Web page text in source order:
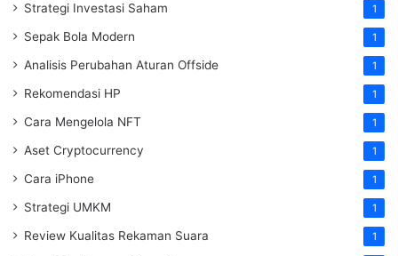
Strategi Investasi Saham 1
Sepak Bola Modern 1
Analisis Perubahan Aturan Offside 1
Rekomendasi HP 1
Cara Mengelola NFT 1
Aset Cryptocurrency 1
Cara iPhone 1
Strategi UMKM 1
Review Kualitas Rekaman Suara 1